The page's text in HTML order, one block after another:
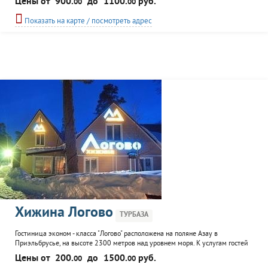
номерах с лоджиями, с видом на Эльбрус и Чегет, TV, холодильниками,
мягкой мебелью. К услугам постояльцев парковка, трансфер до подъемника,
лыжехранилище, прокат туристического, альпинистского
00 00
Показать на карте / посмотреть адрес
Хижина Логово ТУРБАЗА
Гостиница эконом - класса "Логово" расположена на поляне Азау в
Приэльбрусье, на высоте 2300 метров над уровнем моря. К услугам гостей
коттедж на 8 гостей с четырехместными номерам "полулюкс"; два коттеджа
на 14 и 16 гостей с номерами "стандарт", удобства, холодильник и TV - на
Цены от 200.00 до 1500.00 руб.